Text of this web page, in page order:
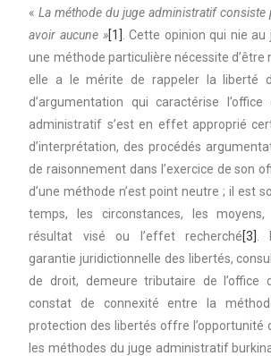
«La méthode du juge administratif consiste
avoir aucune »[1]
. Cette opinion qui nie
une méthode particulière nécessite d’être
elle a le mérite de rappeler la liberté
d’argumentation qui caractérise
administratif s’est en effet approprié
d’interprétation, des procédés
de raisonnement dans l’exercice de son
d’une méthode n’est point neutre ; il est
temps, les circonstances, les
résultat visé ou l’effet recherché[3]
.
garantie juridictionnelle des libertés,
de droit, demeure tributaire de l’office
constat de connexité entre la
protection des libertés offre l’opportunité
les méthodes du juge administratif